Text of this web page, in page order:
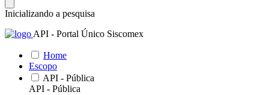
Inicializando a pesquisa
API - Portal Único Siscomex
Home
Escopo
API - Pública
API - Pública